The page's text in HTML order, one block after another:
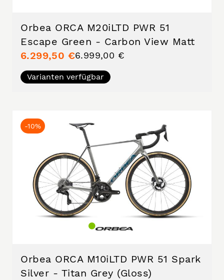
Orbea ORCA M20iLTD PWR 51
Escape Green - Carbon View Matt
6.299,50 €6.999,00 €
Varianten verfügbar
-10%
Orbea ORCA M10iLTD PWR 51 Spark
Silver - Titan Grey (Gloss)